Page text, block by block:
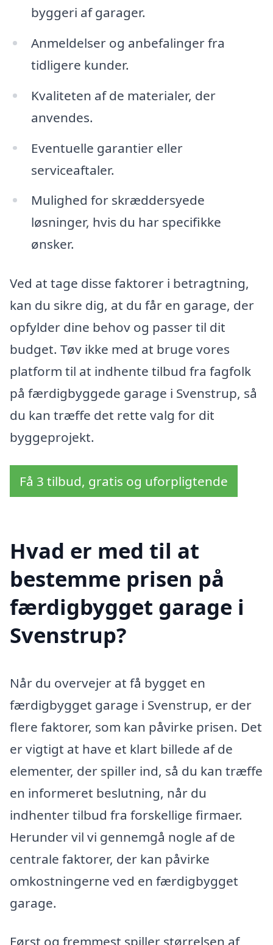
byggeri af garager.
Anmeldelser og anbefalinger fra
tidligere kunder.
Kvaliteten af de materialer, der
anvendes.
Eventuelle garantier eller
serviceaftaler.
Mulighed for skræddersyede
løsninger, hvis du har specifikke
ønsker.
Ved at tage disse faktorer i betragtning,
kan du sikre dig, at du får en garage, der
opfylder dine behov og passer til dit
budget. Tøv ikke med at bruge vores
platform til at indhente tilbud fra fagfolk
på færdigbyggede garage i Svenstrup, så
du kan træffe det rette valg for dit
byggeprojekt.
Få 3 tilbud, gratis og uforpligtende
Hvad er med til at
bestemme prisen på
færdigbygget garage i
Svenstrup?
Når du overvejer at få bygget en
færdigbygget garage i Svenstrup, er der
flere faktorer, som kan påvirke prisen. Det
er vigtigt at have et klart billede af de
elementer, der spiller ind, så du kan træffe
en informeret beslutning, når du
indhenter tilbud fra forskellige firmaer.
Herunder vil vi gennemgå nogle af de
centrale faktorer, der kan påvirke
omkostningerne ved en færdigbygget
garage.
Først og fremmest spiller størrelsen af